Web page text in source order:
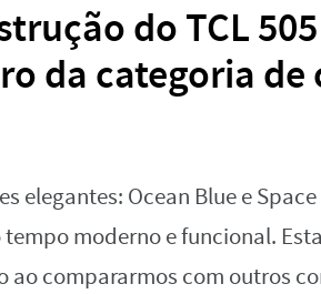
do TCL
da categoria de
elegantes: Ocean Blue e
moderno e funcional.
ao compararmos com outros